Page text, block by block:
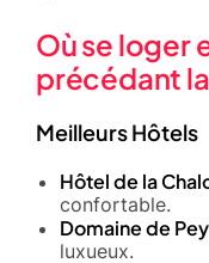
Où se loger
précédant
Meilleurs Hôtels
Hôtel de la
confortable.
Domaine de
luxueux.